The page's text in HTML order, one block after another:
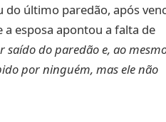
último paredão, após
esposa apontou a falta de
saído do paredão e, ao
por ninguém, mas ele não